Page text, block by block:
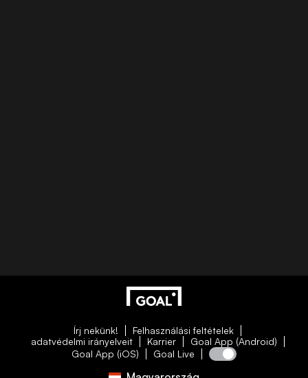
Írj nekünk!
Felhasználási feltételek
adatvédelmi irányelveit
Karrier
Goal App (Android)
Goal App (iOS)
Goal Live